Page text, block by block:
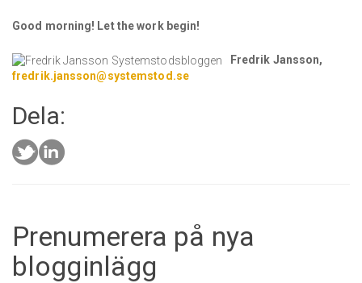
Good morning! Let the work begin!
Fredrik Jansson,
fredrik.jansson@systemstod.se
Dela:
Prenumerera på nya
blogginlägg